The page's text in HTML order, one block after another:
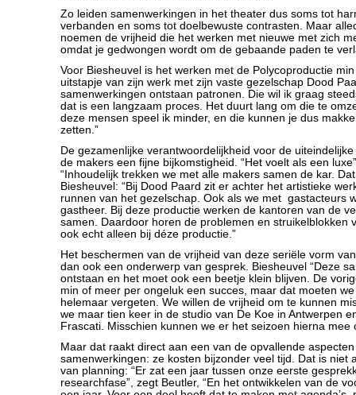
Zo leiden samenwerkingen in het theater dus soms tot
verbanden en soms tot doelbewuste contrasten. Maar
noemen de vrijheid die het werken met nieuwe met zich
omdat je gedwongen wordt om de gebaande paden te
Voor Biesheuvel is het werken met de Polycoproductie
uitstapje van zijn werk met zijn vaste gezelschap Dood
samenwerkingen ontstaan patronen. Die wil ik graag
dat is een langzaam proces. Het duurt lang om die te
deze mensen speel ik minder, en die kunnen je dus
zetten.”
De gezamenlijke verantwoordelijkheid voor de
de makers een fijne bijkomstigheid. “Het voelt als een
“Inhoudelijk trekken we met alle makers samen de kar.
Biesheuvel: “Bij Dood Paard zit er achter het artistieke
runnen van het gezelschap. Ook als we met gastacteurs
gastheer. Bij deze productie werken de kantoren van de
samen. Daardoor horen de problemen en struikelblokken
ook echt alleen bij déze productie.”
Het beschermen van de vrijheid van deze seriële vorm
dan ook een onderwerp van gesprek. Biesheuvel “Deze
ontstaan en het moet ook een beetje klein blijven. De
min of meer per ongeluk een succes, maar dat moeten
helemaar vergeten. We willen de vrijheid om te kunnen
we maar tien keer in de studio van De Koe in Antwerpen
Frascati. Misschien kunnen we er het seizoen hierna mee
Maar dat raakt direct aan een van de opvallende
samenwerkingen: ze kosten bijzonder veel tijd. Dat is niet
van planning: “Er zat een jaar tussen onze eerste
researchfase”, zegt Beutler, “En het ontwikkelen van de